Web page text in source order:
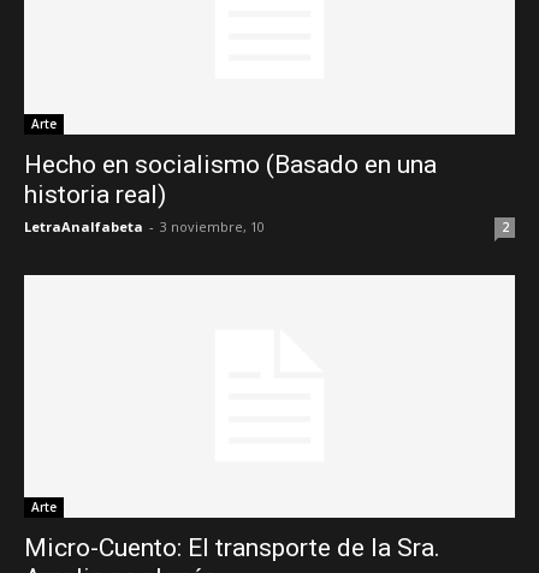
Arte
Hecho en socialismo (Basado en una
historia real)
LetraAnalfabeta - 3 noviembre, 10 2
Arte
Micro-Cuento: El transporte de la Sra.